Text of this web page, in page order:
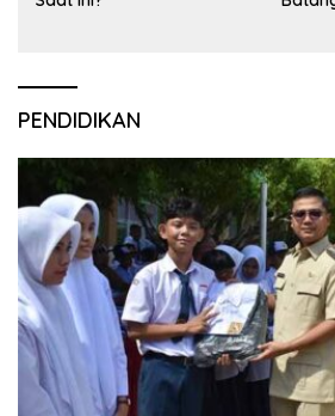
PENDIDIKAN